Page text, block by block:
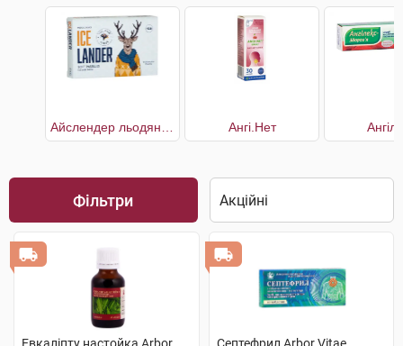
Ангі.Нет
Фільтри